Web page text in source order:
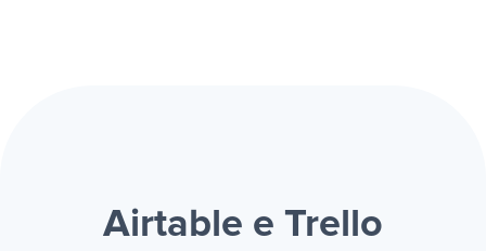
Airtable e Trello